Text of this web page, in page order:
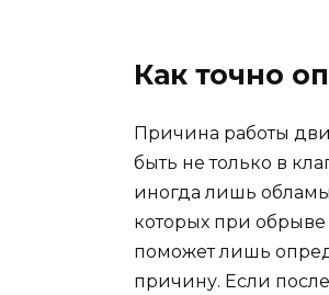
Как точно
Причина работы
быть не только в
иногда лишь
которых при
поможет лишь
причину. Если